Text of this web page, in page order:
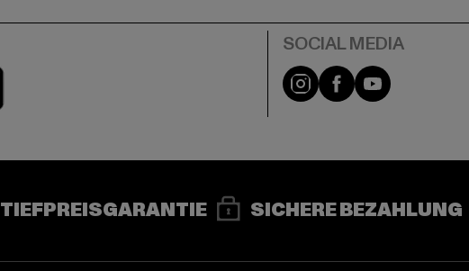
Instagram
FacebookYouTube
TIEFPREISGARANTIE SICHERE BEZAHLUNG